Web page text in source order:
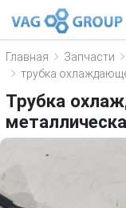
Главная Запчасти
трубка
Трубка